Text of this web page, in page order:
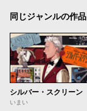
同じジャンルの作品
シルバー・スクリーン
いまい